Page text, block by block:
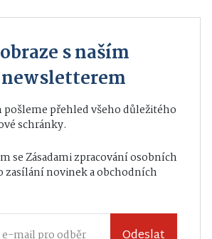
s naším
pošleme přehled všeho důležitého
schránky.
seZásadami zpracování osobních
zasílání novinek a obchodních